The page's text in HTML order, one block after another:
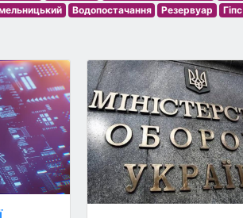
Водопостачання Резервуар Гіпс